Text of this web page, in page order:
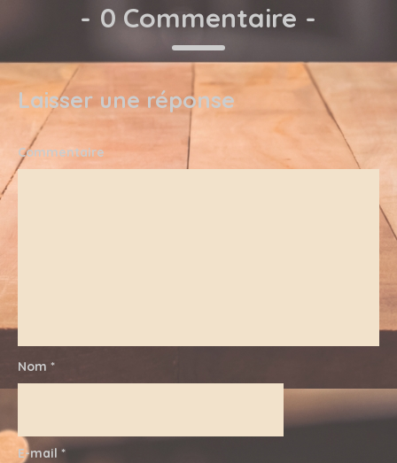
- 0 Commentaire -
Laisser une réponse
Commentaire
Nom *
E-mail *